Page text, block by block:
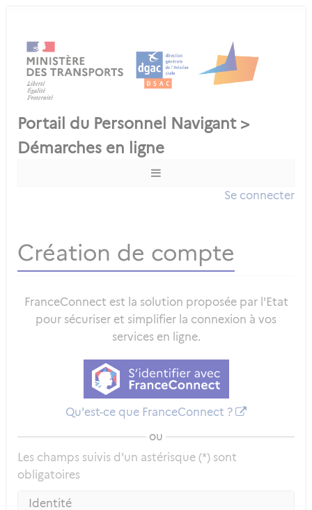
Se connecter
Création de compte
FranceConnect est la solution proposée par l'Etat
pour sécuriser et simplifier la connexion à vos
services en ligne.
Qu'est-ce que FranceConnect ?
ou
Les champs suivis d'un astérisque (*) sont
obligatoires
Identité